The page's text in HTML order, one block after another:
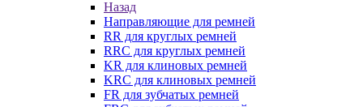
Назад
Направляющие для ремней
RR для круглых ремней
RRC для круглых ремней
KR для клиновых ремней
KRC для клиновых ремней
FR для зубчатых ремней